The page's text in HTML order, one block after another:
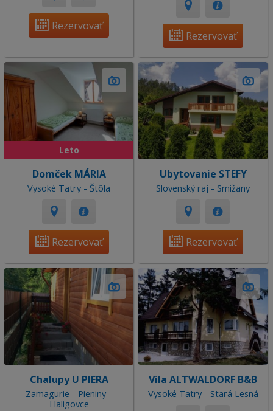
Rezervovať
Rezervovať
Leto
Domček MÁRIA
Vysoké Tatry - Štôla
Rezervovať
Ubytovanie STEFY
Slovenský raj - Smižany
Rezervovať
Chalupy U PIERA
Zamagurie - Pieniny -
Haligovce
Vila ALTWALDORF B&B
Vysoké Tatry - Stará Lesná